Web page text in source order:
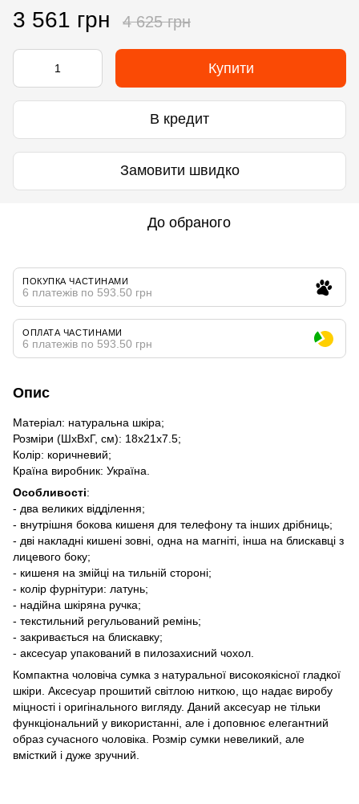
3 561 грн 4 625 грн
Купити
В кредит
Замовити швидко
До обраного
ПОКУПКА ЧАСТИНАМИ
6 платежів по 593.50 грн
ОПЛАТА ЧАСТИНАМИ
6 платежів по 593.50 грн
Опис
Матеріал: натуральна шкіра;
Розміри (ШхВхГ, см): 18х21х7.5;
Колір: коричневий;
Країна виробник: Україна.
Особливості:
- два великих відділення;
- внутрішня бокова кишеня для телефону та інших дрібниць;
- дві накладні кишені зовні, одна на магніті, інша на блискавці з
лицевого боку;
- кишеня на змійці на тильній стороні;
- колір фурнітури: латунь;
- надійна шкіряна ручка;
- текстильний регульований ремінь;
- закривається на блискавку;
- аксесуар упакований в пилозахисний чохол.
Компактна чоловіча сумка з натуральної високоякісної гладкої
шкіри. Аксесуар прошитий світлою ниткою, що надає виробу
міцності і оригінального вигляду. Даний аксесуар не тільки
функціональний у використанні, але і доповнює елегантний
образ сучасного чоловіка. Розмір сумки невеликий, але
вмісткий і дуже зручний.